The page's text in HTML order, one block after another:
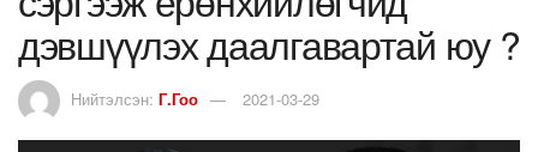
дэвшүүлэх даалгавартай юу ?
Нийтэлсэн: Г.Гоо 2021-03-29